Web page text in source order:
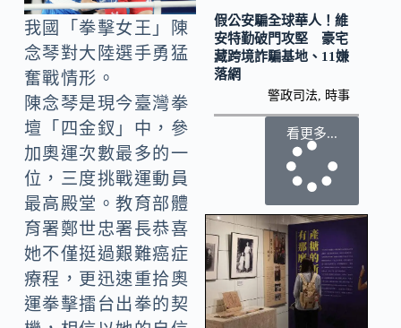
我國「拳擊女王」陳
念琴對大陸選手勇猛
奮戰情形。
陳念琴是現今臺灣拳
壇「四金釵」中，參
加奧運次數最多的一
位，三度挑戰運動員
最高殿堂。教育部體
育署鄭世忠署長恭喜
她不僅挺過艱難癌症
療程，更迅速重拾奧
運拳擊擂台出拳的契
假公安騙全球華人！維
安特勤破門攻堅 豪宅
藏跨境詐騙基地、11嫌
落網
警政司法 時事
看更多...